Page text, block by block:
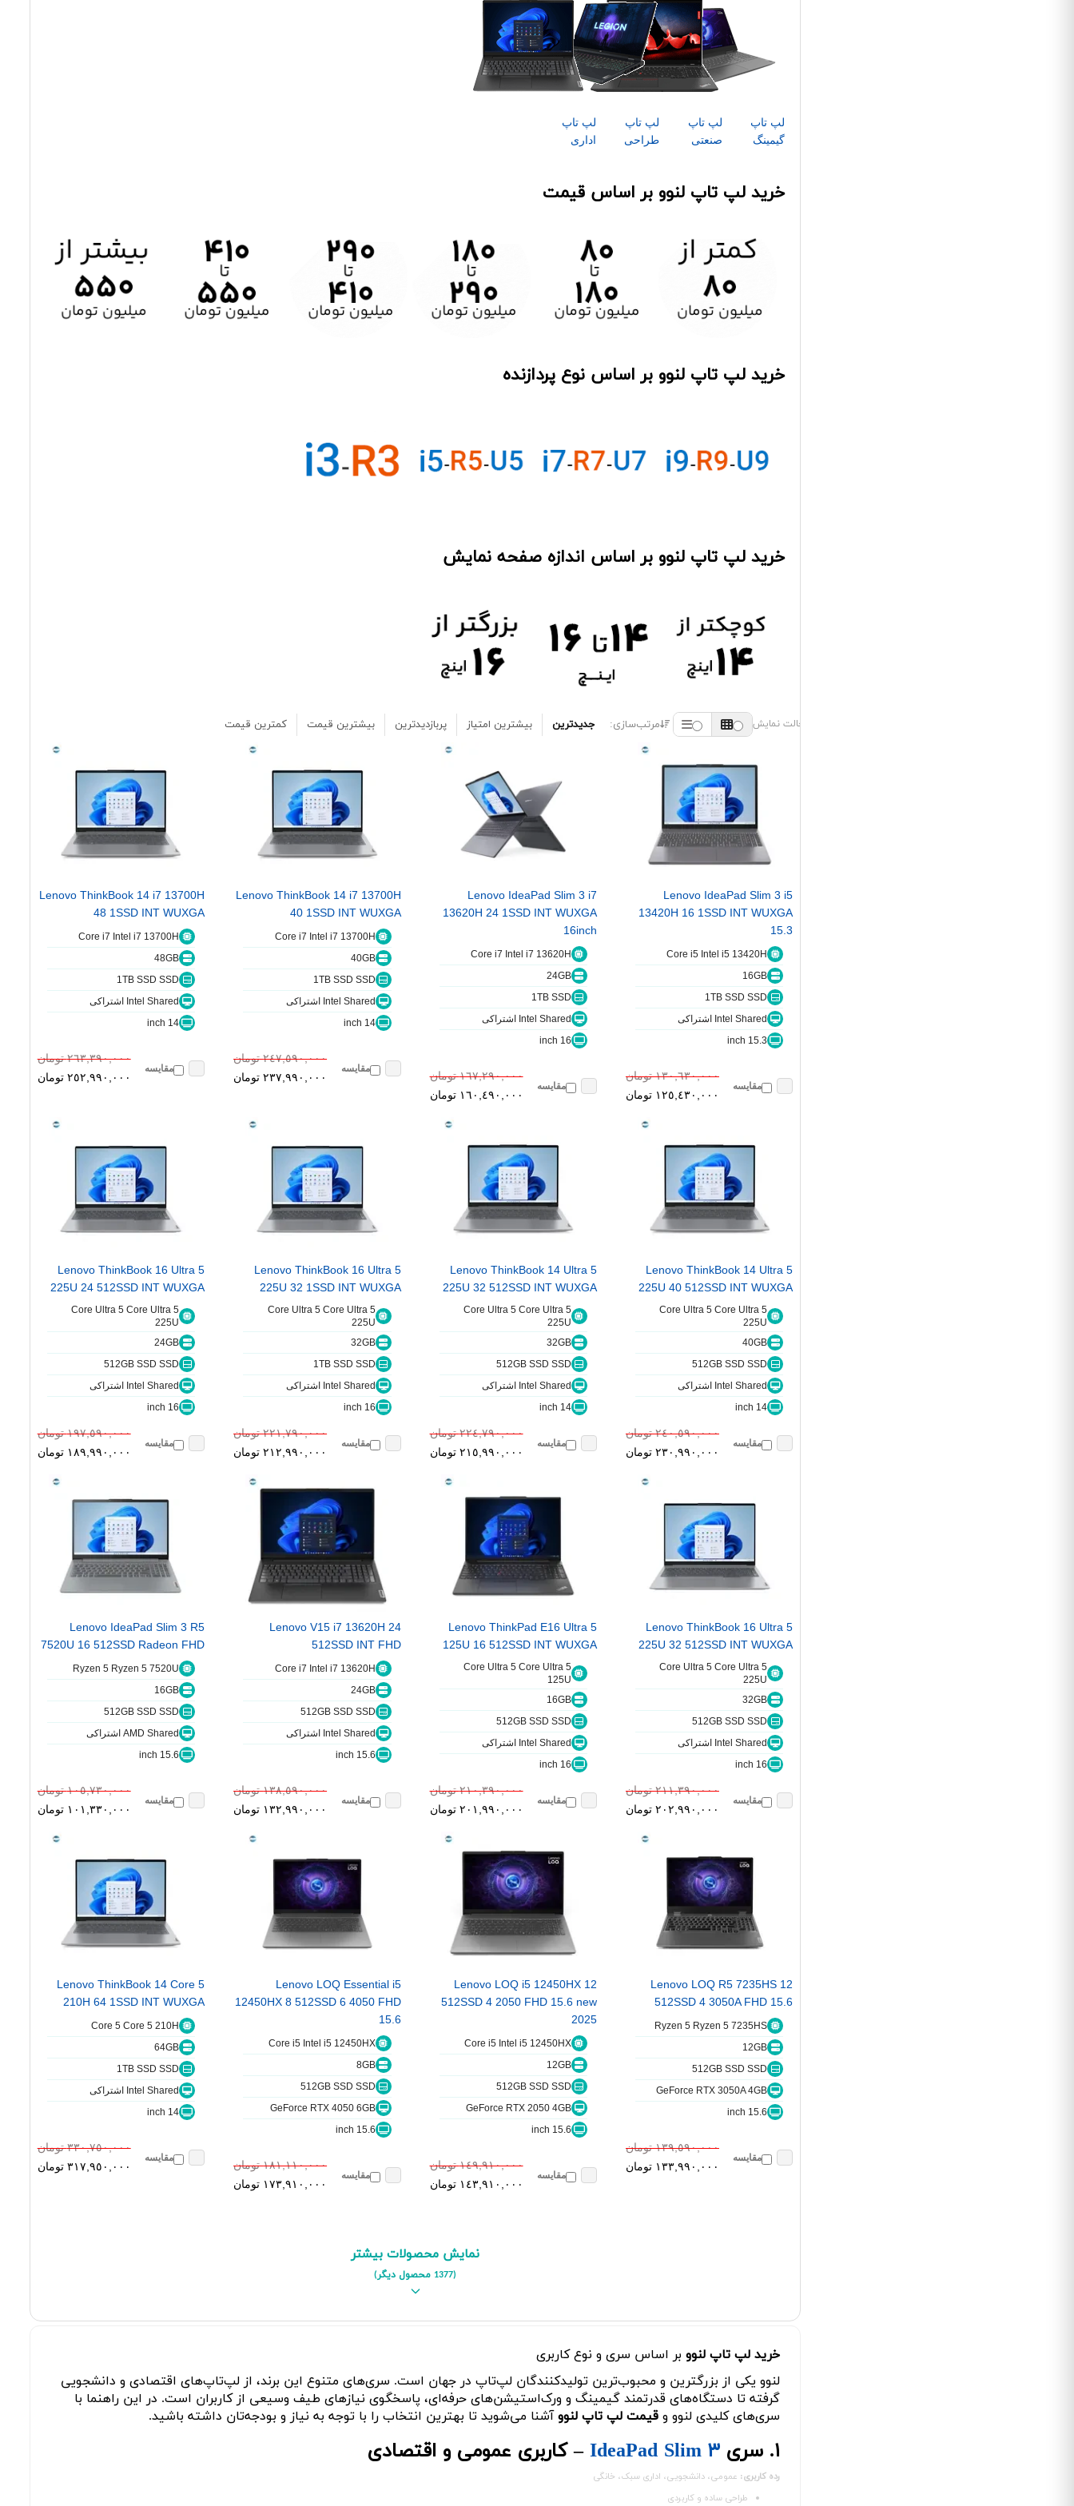
لپ تاپ
گیمینگ
لپ تاپ
صنعتی
لپ تاپ
طراحی
لپ تاپ
اداری
خرید لپ تاپ لنوو بر اساس قیمت
خرید لپ تاپ لنوو بر اساس نوع پردازنده
خرید لپ تاپ لنوو بر اساس اندازه صفحه نمایش
حالت نمایش مرتب‌سازی: جدیدترین بیشترین امتیاز پربازدیدترین بیشترین قیمت کمترین قیمت
Lenovo IdeaPad Slim 3 i5
13420H 16 1SSD INT WUXGA
15.3
Core i5 Intel i5 13420H
16GB
1TB SSD SSD
Intel Shared اشتراکی
15.3 inch
١٣٠,٦٣٠,٠٠٠ تومان
١٢٥,٤٣٠,٠٠٠ تومان
مقایسه
Lenovo IdeaPad Slim 3 i7
13620H 24 1SSD INT WUXGA
16inch
Core i7 Intel i7 13620H
24GB
1TB SSD
Intel Shared اشتراکی
16 inch
١٦٧,٢٩٠,٠٠٠ تومان
١٦٠,٤٩٠,٠٠٠ تومان
مقایسه
Lenovo ThinkBook 14 i7 13700H
40 1SSD INT WUXGA
Core i7 Intel i7 13700H
40GB
1TB SSD SSD
Intel Shared اشتراکی
14 inch
٢٤٧,٥٩٠,٠٠٠ تومان
٢٣٧,٩٩٠,٠٠٠ تومان
مقایسه
Lenovo ThinkBook 14 i7 13700H
48 1SSD INT WUXGA
Core i7 Intel i7 13700H
48GB
1TB SSD SSD
Intel Shared اشتراکی
14 inch
٢٦٣,٣٩٠,٠٠٠ تومان
٢٥٢,٩٩٠,٠٠٠ تومان
مقایسه
Lenovo ThinkBook 14 Ultra 5
225U 40 512SSD INT WUXGA
Core Ultra 5 Core Ultra 5
225U
40GB
512GB SSD SSD
Intel Shared اشتراکی
14 inch
٢٤٠,٥٩٠,٠٠٠ تومان
٢٣٠,٩٩٠,٠٠٠ تومان
مقایسه
Lenovo ThinkBook 14 Ultra 5
225U 32 512SSD INT WUXGA
Core Ultra 5 Core Ultra 5
225U
32GB
512GB SSD SSD
Intel Shared اشتراکی
14 inch
٢٢٤,٧٩٠,٠٠٠ تومان
٢١٥,٩٩٠,٠٠٠ تومان
مقایسه
Lenovo ThinkBook 16 Ultra 5
225U 32 1SSD INT WUXGA
Core Ultra 5 Core Ultra 5
225U
32GB
1TB SSD SSD
Intel Shared اشتراکی
16 inch
٢٢١,٧٩٠,٠٠٠ تومان
٢١٢,٩٩٠,٠٠٠ تومان
مقایسه
Lenovo ThinkBook 16 Ultra 5
225U 24 512SSD INT WUXGA
Core Ultra 5 Core Ultra 5
225U
24GB
512GB SSD SSD
Intel Shared اشتراکی
16 inch
١٩٧,٥٩٠,٠٠٠ تومان
١٨٩,٩٩٠,٠٠٠ تومان
مقایسه
Lenovo ThinkBook 16 Ultra 5
225U 32 512SSD INT WUXGA
Core Ultra 5 Core Ultra 5
225U
32GB
512GB SSD SSD
Intel Shared اشتراکی
16 inch
٢١١,٣٩٠,٠٠٠ تومان
٢٠٢,٩٩٠,٠٠٠ تومان
مقایسه
Lenovo ThinkPad E16 Ultra 5
125U 16 512SSD INT WUXGA
Core Ultra 5 Core Ultra 5
125U
16GB
512GB SSD SSD
Intel Shared اشتراکی
16 inch
٢١٠,٣٩٠,٠٠٠ تومان
٢٠١,٩٩٠,٠٠٠ تومان
مقایسه
Lenovo V15 i7 13620H 24
512SSD INT FHD
Core i7 Intel i7 13620H
24GB
512GB SSD SSD
Intel Shared اشتراکی
15.6 inch
١٣٨,٥٩٠,٠٠٠ تومان
١٣٢,٩٩٠,٠٠٠ تومان
مقایسه
Lenovo IdeaPad Slim 3 R5
7520U 16 512SSD Radeon FHD
Ryzen 5 Ryzen 5 7520U
16GB
512GB SSD SSD
AMD Shared اشتراکی
15.6 inch
١٠٥,٧٣٠,٠٠٠ تومان
١٠١,٣٣٠,٠٠٠ تومان
مقایسه
Lenovo LOQ R5 7235HS 12
512SSD 4 3050A FHD 15.6
Ryzen 5 Ryzen 5 7235HS
12GB
512GB SSD SSD
GeForce RTX 3050A 4GB
15.6 inch
١٣٩,٥٩٠,٠٠٠ تومان
١٣٣,٩٩٠,٠٠٠ تومان
مقایسه
Lenovo LOQ i5 12450HX 12
512SSD 4 2050 FHD 15.6 new
2025
Core i5 Intel i5 12450HX
12GB
512GB SSD SSD
GeForce RTX 2050 4GB
15.6 inch
١٤٩,٩١٠,٠٠٠ تومان
١٤٣,٩١٠,٠٠٠ تومان
مقایسه
Lenovo LOQ Essential i5
12450HX 8 512SSD 6 4050 FHD
15.6
Core i5 Intel i5 12450HX
8GB
512GB SSD SSD
GeForce RTX 4050 6GB
15.6 inch
١٨١,١١٠,٠٠٠ تومان
١٧٣,٩١٠,٠٠٠ تومان
مقایسه
Lenovo ThinkBook 14 Core 5
210H 64 1SSD INT WUXGA
Core 5 Core 5 210H
64GB
1TB SSD SSD
Intel Shared اشتراکی
14 inch
٣٣٠,٧٥٠,٠٠٠ تومان
٣١٧,٩٥٠,٠٠٠ تومان
مقایسه
نمایش محصولات بیشتر
(1377 محصول دیگر)
خرید لپ تاپ لنووبر اساس سری و نوع کاربری
لنوو یکی از بزرگترین و محبوب‌ترین تولیدکنندگان لپ‌تاپ در جهان است. سری‌های متنوع این برند، از لپ‌تاپ‌های اقتصادی و دانشجویی
گرفته تا دستگاه‌های قدرتمند گیمینگ و ورک‌استیشن‌های حرفه‌ای، پاسخگوی نیازهای طیف وسیعی از کاربران است. در این راهنما با
سری‌های کلیدی لنوو و قیمت لپ تاپ لنووآشنا می‌شوید تا بهترین انتخاب را با توجه به نیاز و بودجه‌تان داشته باشید.
۱. سری IdeaPad Slim ۳– کاربری عمومی و اقتصادی
رده کاربری: عمومی، دانشجویی، اداری سبک، خانگی
طراحی ساده و کاربردی